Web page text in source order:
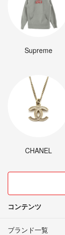
Supreme
CHANEL
コンテンツ
ブランド一覧